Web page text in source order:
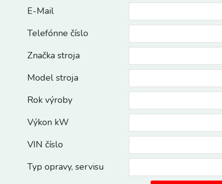
E-Mail
Telefónne číslo
Značka stroja
Model stroja
Rok výroby
Výkon kW
VIN číslo
Typ opravy, servisu